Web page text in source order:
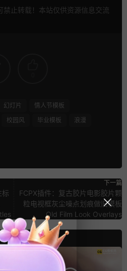
禁止转载！本站仅供资源信息交流
幻灯片
情人节模板
校园风 毕业模板
浪漫
标
下一篇
FCPX插件：复古胶片电影胶片颗
粒电视框灰尘噪点划痕做旧模板
Old Film Look Overlays